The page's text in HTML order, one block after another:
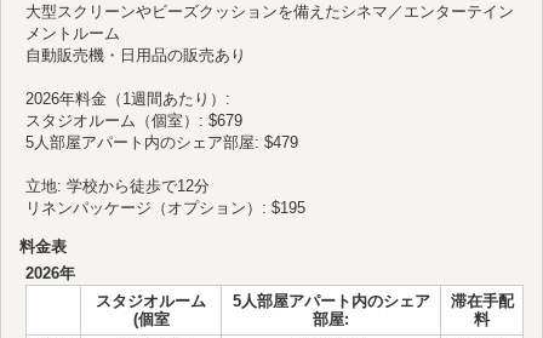
大型スクリーンやビーズクッションを備えたシネマ／エンターテイン
メントルーム
自動販売機・日用品の販売あり
2026年料金（1週間あたり）:
スタジオルーム（個室）: $679
5人部屋アパート内のシェア部屋: $479
立地: 学校から徒歩で12分
リネンパッケージ（オプション）: $195
料金表
2026年
スタジオルーム
(個室
5人部屋アパート内のシェア
部屋:
滞在手配
料